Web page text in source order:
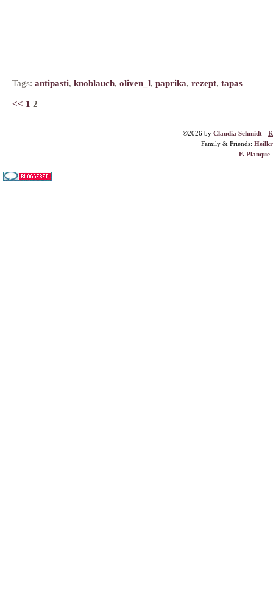
Tags: antipasti, knoblauch, oliven_l, paprika, rezept, tapas
<< 1 2
©2026 by Claudia Schmidt -
Family & Friends:
F. Planque